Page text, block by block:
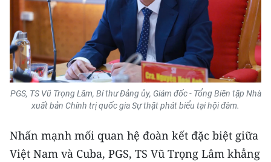
CHUYÊN ĐỀ
CÁC CHUYÊN TRANG
VỀ BÁO NHÂN DÂN
NHÂN DÂN CUỐI TUẦN
PGS, TS Vũ Trọng Lâm, Bí thư Đảng ủy, Giám đốc - Tổng Biên tập Nhà
xuất bản Chính trị quốc gia Sự thật phát biểu tại hội đàm.
Nhấn mạnh mối quan hệ đoàn kết đặc biệt giữa
Việt Nam và Cuba, PGS, TS Vũ Trọng Lâm khẳng